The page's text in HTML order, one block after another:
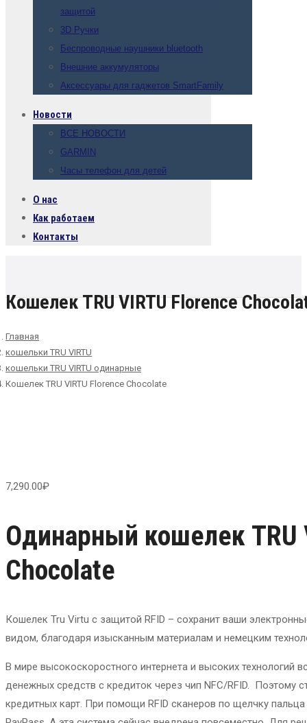
защитой
3D Ручки
Беспроводные наушники bluetooth
Внешние аккумуляторы
Аксессуары для гаджетов SmartFamily
Новости
ВСЕ НОВОСТИ
GARMIN
Часы телефон для детей
О нас
Как работаем
Контакты
Кошелек TRU VIRTU Florence
Главная
кошельки TRU VIRTU
кошельки TRU VIRTU одинарные
Кошелек TRU VIRTU Florence Chocolate
7,290.00₽
Одинарный кошелек TRU
Chocolate
Кошелек Tru Virtu с защитой RFID – сохранит ваши
видом, благодаря изысканным материалам и немецким
В мире высокоскоростного интернета и высоких технологий
денежных средств с кредиток через чип NFC/RFID. Поэтому
кредитных карт. При помощи RFID сканеров по щелчку